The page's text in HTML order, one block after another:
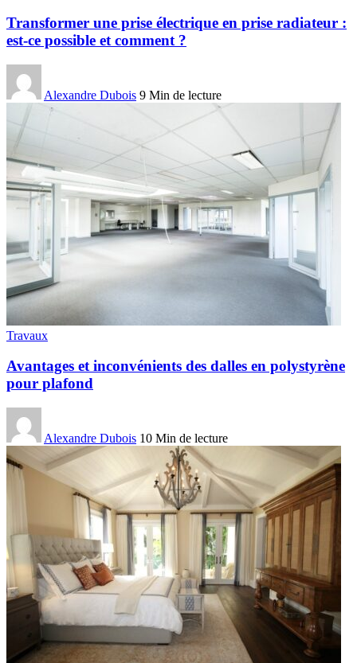
Transformer une prise électrique en prise radiateur :
est-ce possible et comment ?
Alexandre Dubois 9 Min de lecture
Travaux
Avantages et inconvénients des dalles en polystyrène
pour plafond
Alexandre Dubois 10 Min de lecture